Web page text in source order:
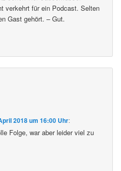
verkehrt für ein Podcast. Selten
Gast gehört. – Gut.
2018 um 16:00 Uhr:
Folge, war aber leider viel zu